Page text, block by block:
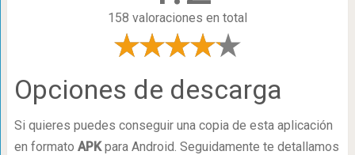
158 valoraciones en total
Opciones de descarga
Si quieres puedes conseguir una copia de esta aplicación
en formato APKpara Android. Seguidamente te detallamos